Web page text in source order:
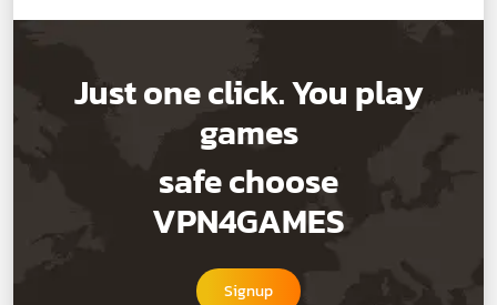
Just one click. You play
games
safe choose
VPN4GAMES
Signup